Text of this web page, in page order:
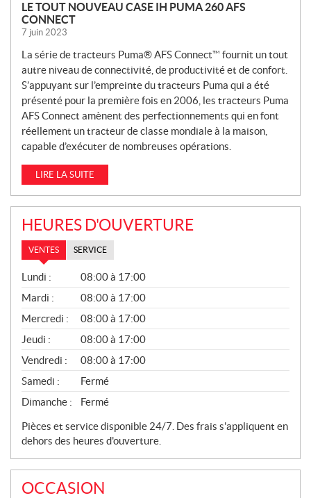
LE TOUT NOUVEAU CASE IH PUMA 260 AFS
CONNECT
7 juin 2023
La série de tracteurs Puma® AFS Connect™ fournit un tout
autre niveau de connectivité, de productivité et de confort.
S’appuyant sur l’empreinte du tracteurs Puma qui a été
présenté pour la première fois en 2006, les tracteurs Puma
AFS Connect amènent des perfectionnements qui en font
réellement un tracteur de classe mondiale à la maison,
capable d’exécuter de nombreuses opérations.
LIRE LA SUITE
HEURES D'OUVERTURE
VENTES SERVICE
V
E
N
T
E
S
Lundi :
08:00 à 17:00
Mardi :
08:00 à 17:00
Mercredi :
08:00 à 17:00
Jeudi :
08:00 à 17:00
Vendredi :
08:00 à 17:00
Samedi :
Fermé
Dimanche :
Fermé
Pièces et service disponible 24/7. Des frais s'appliquent en
dehors des heures d'ouverture.
OCCASION